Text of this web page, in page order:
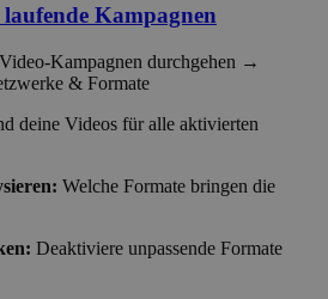
Kampagnen
Kampagnen durchgehen →
& Formate
deine Videos für alle aktivierten
Welche Formate bringen die
Deaktiviere unpassende Formate